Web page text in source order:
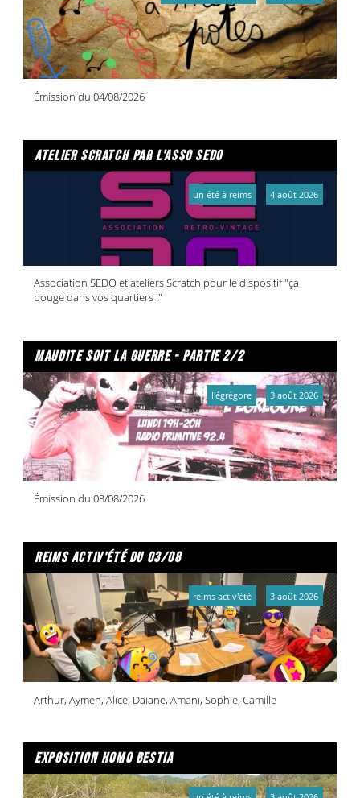
Émission du 04/08/2026
atelier scratch par l'asso sedo
Association SEDO et ateliers Scratch pour le dispositif "ça
bouge dans vos quartiers !"
un été à reims 4 août 2026
maudite soit la guerre - partie 2/2
Émission du 03/08/2026
l'égrégore 3 août 2026
reims activ'été du 03/08
Arthur, Aymen, Alice, Daiane, Amani, Sophie, Camille
reims activ'été 3 août 2026
exposition homo bestia